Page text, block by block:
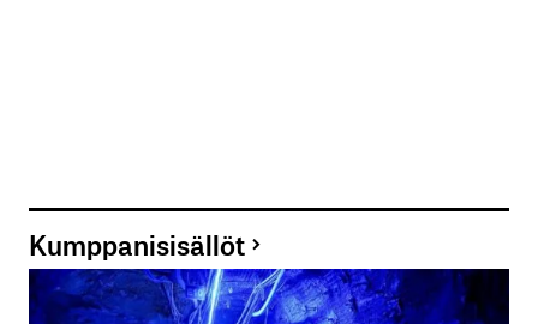
Kumppanisisällöt